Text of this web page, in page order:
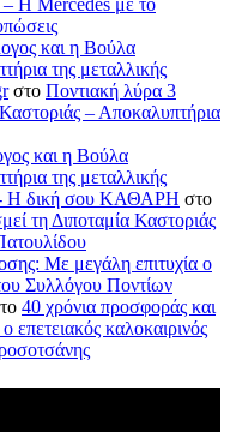
– Η Mercedes με το
και η Βούλα
της μεταλλικής
στο Ποντιακή λύρα 3
– Αποκαλυπτήρια
και η Βούλα
της μεταλλικής
- H δική σου ΚΑΘΑΡΗ στο
τη Διποταμία Καστοριάς
Με μεγάλη επιτυχία ο
Συλλόγου Ποντίων
40 χρόνια προσφοράς και
καλοκαιρινός